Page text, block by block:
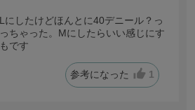
にしたけどほんとに40デニール？っ
ちゃった。Mにしたらいい感じにす
です
参考になった 1